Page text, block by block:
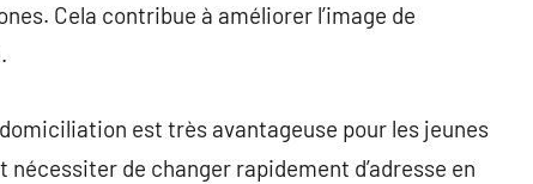
Cela contribue à améliorer l’image de
est très avantageuse pour les jeunes
de changer rapidement d’adresse en